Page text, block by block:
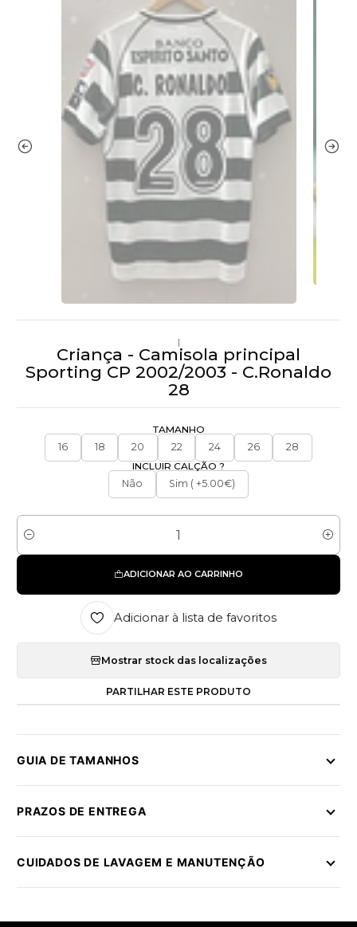
|
Criança - Camisola principal
Sporting CP 2002/2003 - C.Ronaldo
28
TAMANHO
16
18 20 22 24 26
28
INCLUIR CALÇÃO ?
Não
Sim ( +5.00€)
Quantidade
ADICIONAR AO CARRINHO
Adicionar à lista de favoritos
Mostrar stock das localizações
PARTILHAR ESTE PRODUTO
GUIA DE TAMANHOS
PRAZOS DE ENTREGA
CUIDADOS DE LAVAGEM E MANUTENÇÃO